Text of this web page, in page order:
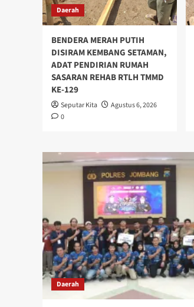
Daerah
BENDERA MERAH PUTIH
DISIRAM KEMBANG SETAMAN,
ADAT PENDIRIAN RUMAH
SASARAN REHAB RTLH TMMD
KE-129
Seputar Kita
Agustus 6, 2026
0
Daerah